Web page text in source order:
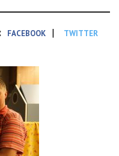
FACEBOOK | TWITTER